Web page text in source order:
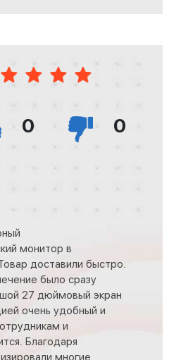
0 0
монитор в
доставили быстро.
было сразу
27 дюймовый экран
очень удобный и
и
Благодаря
многие